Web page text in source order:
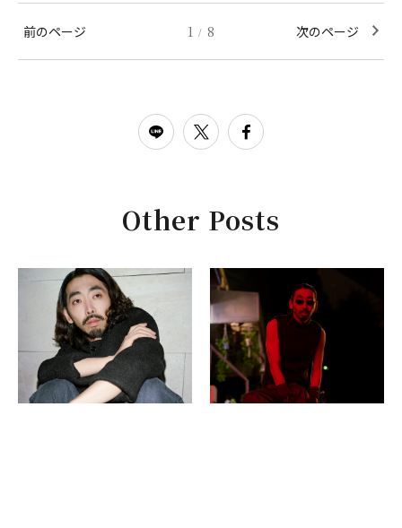
前のページ 1 / 8 次のページ
Other Posts